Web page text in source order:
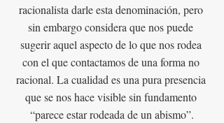
racionalista darle esta denominación, pero
sin embargo considera que nos puede
sugerir aquel aspecto de lo que nos rodea
con el que contactamos de una forma no
racional. La cualidad es una pura presencia
que se nos hace visible sin fundamento
“parece estar rodeada de un abismo”.